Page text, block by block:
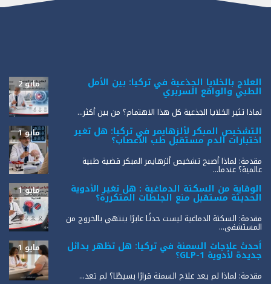
العلاج بالخلايا الجذعية في تركيا: بين الأمل
الطبي والواقع السريري
مايو 2
لماذا تثير الخلايا الجذعية كل هذا الاهتمام؟ من بين أكثر...
التشخيص المبكر لألزهايمر في تركيا: هل تغير
اختبارات الدم مستقبل طب الأعصاب؟
مايو 1
مقدمة: لماذا أصبح تشخيص ألزهايمر المبكر قضية طبية
عالمية؟ عندما...
الوقاية من السكتة الدماغية : هل تغير الأدوية
الحديثة مستقبل منع الجلطات المتكررة؟
مايو 1
مقدمة: السكتة الدماغية ليست حدثًا عابرًا ينتهي بالخروج من
المستشفى...
أحدث علاجات السمنة في تركيا: هل تظهر بدائل
جديدة لأدوية GLP-1؟
مايو 1
مقدمة: لماذا لم يعد علاج السمنة قرارًا بسيطًا؟ لم تعد...